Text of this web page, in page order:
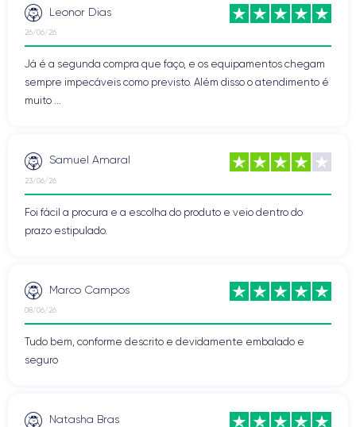
Leonor Dias
26/06/26
Já é a segunda compra que faço, e os equipamentos chegam
sempre impecáveis como previsto. Além disso o atendimento é
muito ...
Samuel Amaral
23/06/26
Foi fácil a procura e a escolha do produto e veio dentro do
prazo estipulado.
Marco Campos
08/06/26
Tudo bem, conforme descrito e devidamente embalado e
seguro
Natasha Bras